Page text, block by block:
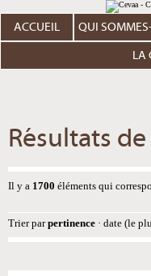
au
contenu.
Aller
personnels
ACCUEIL QUI
LA
Résultats
Il y a 1700 éléments qui
Trier par pertinence · date (le